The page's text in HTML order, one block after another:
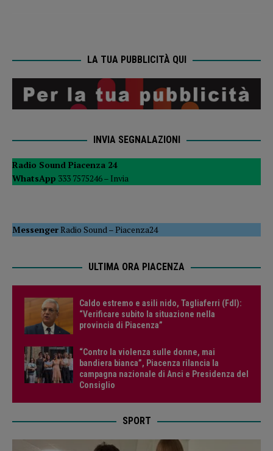
LA TUA PUBBLICITÀ QUI
INVIA SEGNALAZIONI
Radio Sound Piacenza 24
WhatsApp 333 7575246 – Invia
MessengerRadio Sound –Piacenza24
ULTIMA ORA PIACENZA
Caldo estremo e asili nido, Tagliaferri (FdI):
“Verificare subito la situazione nella
provincia di Piacenza”
“Contro la violenza sulle donne, mai
bandiera bianca”, Piacenza rilancia la
campagna nazionale di Anci e Presidenza del
Consiglio
SPORT